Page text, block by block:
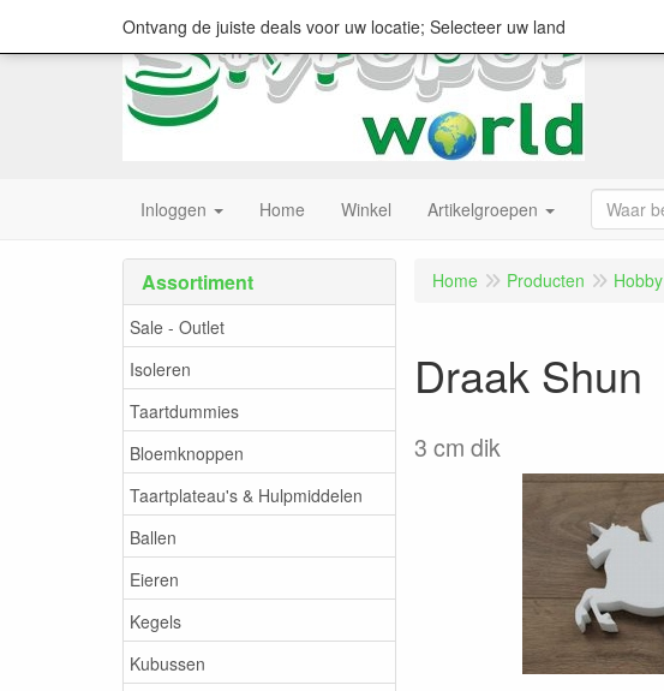
Inloggen Home Winkel Artikelgroepen
Assortiment
Sale - Outlet
Isoleren
Taartdummies
Bloemknoppen
Taartplateau's & Hulpmiddelen
Ballen
Eieren
Kegels
Kubussen
Home Producten Hobby
Draak Shun
3 cm dik
Ontvang de juiste deals voor uw locatie; Selecteer uw land